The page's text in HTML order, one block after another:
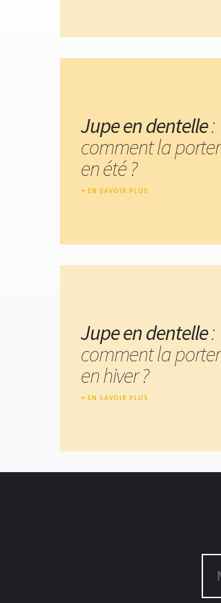
Jupe en dentelle:
comment la porter
en été ?
EN SAVOIR PLUS
Jupe en dentelle:
comment la porter
en hiver ?
EN SAVOIR PLUS